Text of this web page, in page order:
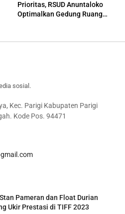
Prioritas, RSUD Anuntaloko
Optimalkan Gedung Ruang
sosial.
Kec. Parigi Kabupaten Parigi
Kode Pos. 94471
Pameran dan Float Durian
Ukir Prestasi di TIFF 2023